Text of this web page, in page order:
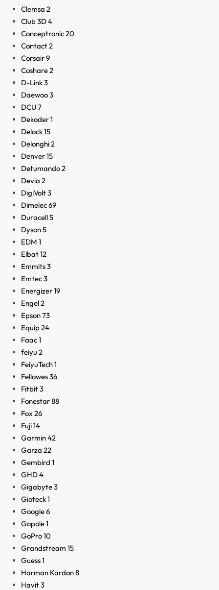
Clemsa 2
Club 3D4
Conceptronic20
Contact2
Corsair9
Coshare2
D-Link3
Daewoo3
DCU7
Dekoder1
Delock15
Delonghi2
Denver15
Detumando2
Devia 2
DigiVolt3
Dimelec69
Duracell5
Dyson5
EDM 1
Elbat12
Emmits3
Emtec3
Energizer19
Engel2
Epson73
Equip24
Faac1
feiyu 2
FeiyuTech1
Fellowes36
Fitbit3
Fonestar88
Fox 26
Fuji14
Garmin42
Garza 22
Gembird 1
GHD4
Gigabyte3
Gioteck1
Google6
Gopole1
GoPro10
Grandstream 15
Guess1
Harman Kardon8
Havit3